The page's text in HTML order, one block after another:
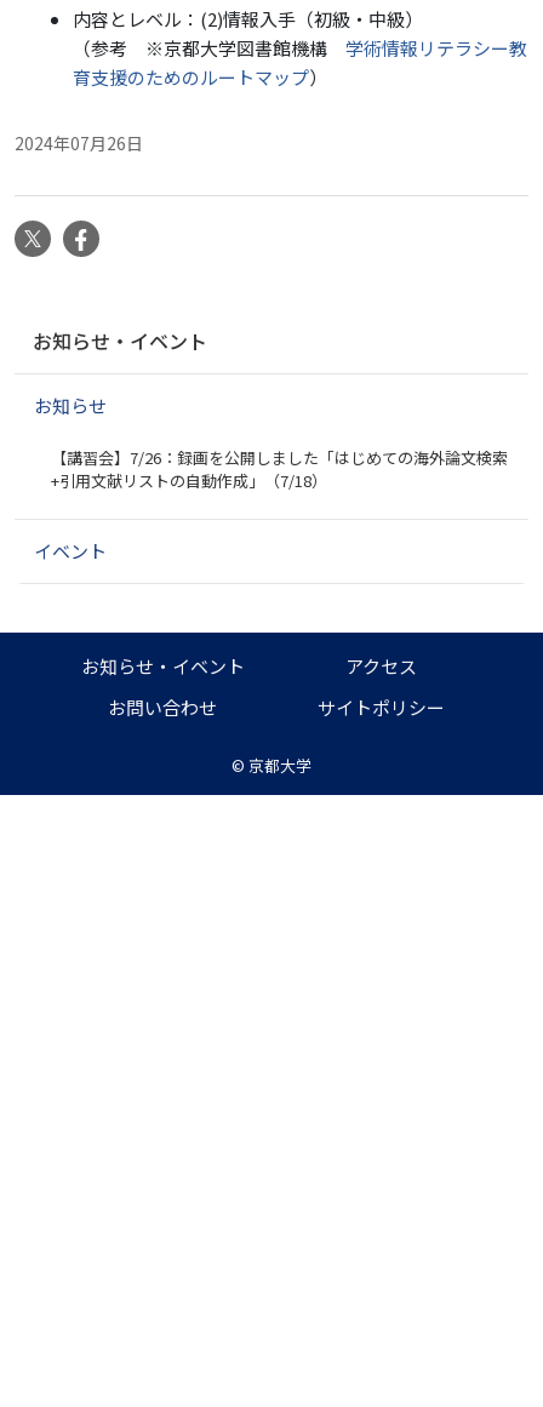
内容とレベル：(2)情報入手（初級・中級）
（参考 ※京都大学図書館機構 学術情報リテラシー教
育支援のためのルートマップ）
2024年07月26日
X
ゲ
お知らせ・イベント
お知らせ
【講習会】7/26：録画を公開しました「はじめての海外論文検索
+引用文献リストの自動作成」（7/18）
イベント
© 京都大学
お知らせ・イベント
アクセス
お問い合わせ
サイトポリシー